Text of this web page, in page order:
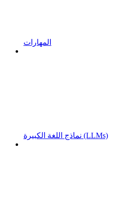
المهارات
نماذج اللغة الكبيرة (LLMs)